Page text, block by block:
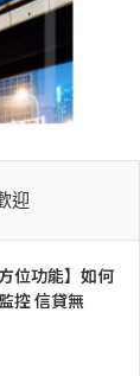
迎
位功能】如何
控 信貸無